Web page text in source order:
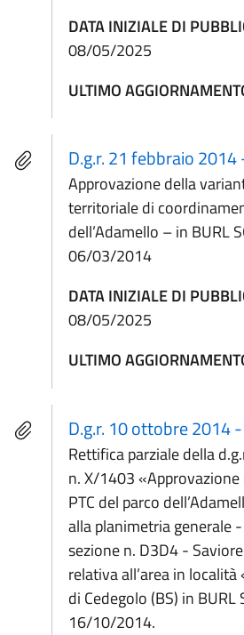
DATA INIZIALE DI
08/05/2025
ULTIMO
D.g.r. 21 febbraio
Approvazione della
territoriale di
dell’Adamello – in BURL
06/03/2014
DATA INIZIALE DI
08/05/2025
ULTIMO
D.g.r. 10 ottobre 2014
Rettifica parziale della
n. X/1403
PTC del parco
alla planimetria generale
sezione n. D3D4 -
relativa all’area in
di Cedegolo (BS) in
16/10/2014.